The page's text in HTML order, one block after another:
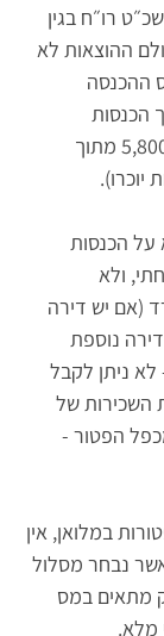
רו״ח בגין
ההוצאות לא
ההכנסה
הכנסות
השכירות (בדוגמה שלנו: 5,800 מתוך
על הכנסות
ולא
(אם יש דירה
ש״ח ודירה נוספת
ש״ח - לא ניתן לקבל
השכירות של
הפטור -
במלואן, אין
נבחר מסלול
מתאים במס
מלא.